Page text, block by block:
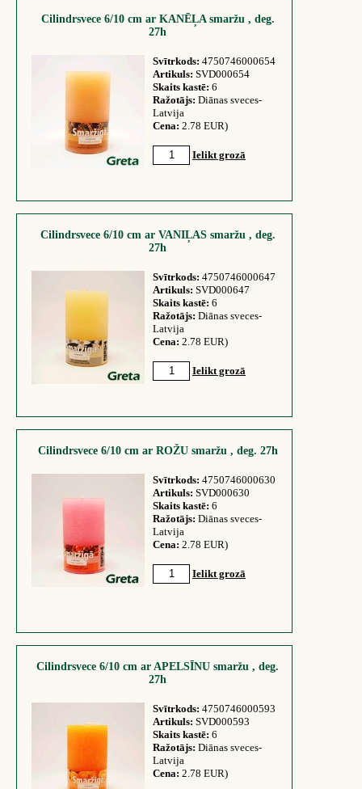
Cilindrsvece 6/10 cm ar KANĒĻA smaržu , deg.
27h
Svītrkods: 4750746000654
Artikuls: SVD000654
Skaits kastē: 6
Ražotājs: Diānas sveces-
Latvija
Cena: 2.78 EUR)
Ielikt grozā
Cilindrsvece 6/10 cm ar VANIĻAS smaržu , deg.
27h
Svītrkods: 4750746000647
Artikuls: SVD000647
Skaits kastē: 6
Ražotājs: Diānas sveces-
Latvija
Cena: 2.78 EUR)
Ielikt grozā
Cilindrsvece 6/10 cm ar ROŽU smaržu , deg. 27h
Svītrkods: 4750746000630
Artikuls: SVD000630
Skaits kastē: 6
Ražotājs: Diānas sveces-
Latvija
Cena: 2.78 EUR)
Ielikt grozā
Cilindrsvece 6/10 cm ar APELSĪNU smaržu , deg.
27h
Svītrkods: 4750746000593
Artikuls: SVD000593
Skaits kastē: 6
Ražotājs: Diānas sveces-
Latvija
Cena: 2.78 EUR)